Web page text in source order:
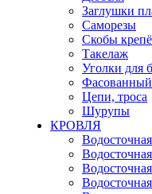
Заглушки
Саморезы
Скобы
Такелаж
Уголки для
Цепи, троса
Шурупы
КРОВЛЯ